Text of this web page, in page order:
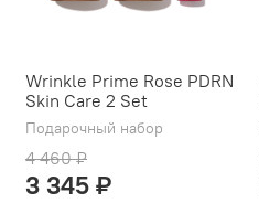
Wrinkle Prime Rose PDRN
Skin Care 2 Set
Подарочный набор
4 460 ₽
3 345 ₽